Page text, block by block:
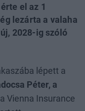
el az 1
lezárta a valaha
2028-ig szóló
lépett a
Péter, a
a Vienna Insurance